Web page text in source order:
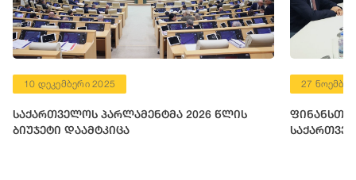
10 დეკემბერი 2025
საქართველოს პარლამენტმა 2026 წლის
ბიუჯეტი დაამტკიცა
27
ფინანსთა